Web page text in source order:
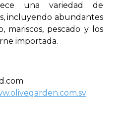
una variedad de
incluyendo abundantes
mariscos, pescado y los
importada.